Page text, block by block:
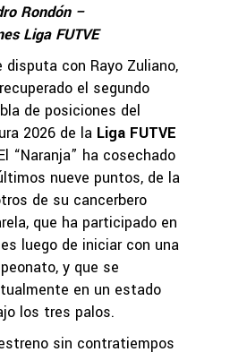
Rondón –
Liga FUTVE
disputa con Rayo Zuliano,
el segundo
de posiciones del
2026 de la Liga FUTVE
“Naranja” ha cosechado
nueve puntos, de la
de su cancerbero
que ha participado en
luego de iniciar con una
y que se
en un estado
los tres palos.
sin contratiempos